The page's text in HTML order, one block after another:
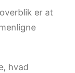
er at
hvad